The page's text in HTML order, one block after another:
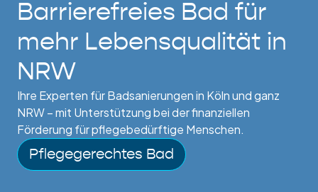
Barrierefreies Bad für
mehr Lebensqualität in
NRW
Ihre Experten für Badsanierungen in Köln und ganz
NRW – mit Unterstützung bei der finanziellen
Förderung für pflegebedürftige Menschen.
Pflegegerechtes Bad